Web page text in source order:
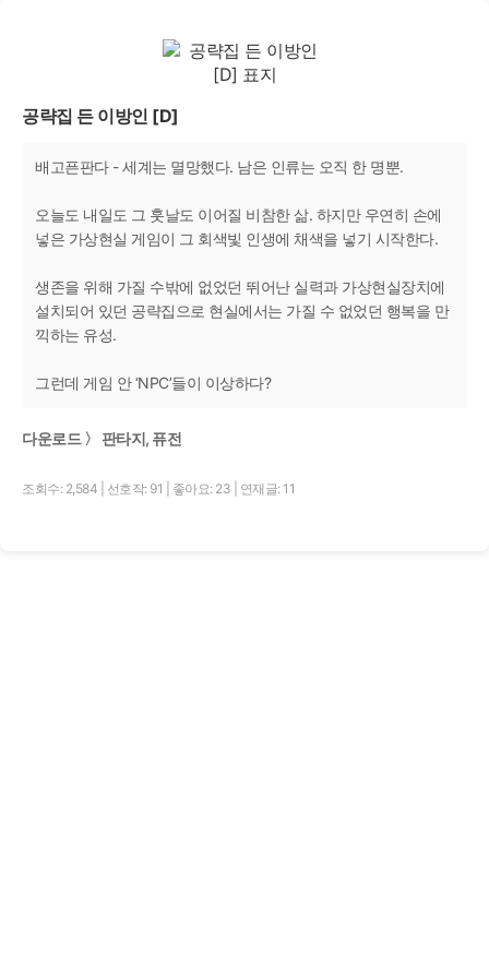
공략집 든 이방인 [D]
배고픈판다 - 세계는 멸망했다. 남은 인류는 오직 한 명뿐.
오늘도 내일도 그 훗날도 이어질 비참한 삶. 하지만 우연히 손에
넣은 가상현실 게임이 그 회색빛 인생에 채색을 넣기 시작한다.
생존을 위해 가질 수밖에 없었던 뛰어난 실력과 가상현실장치에
설치되어 있던 공략집으로 현실에서는 가질 수 없었던 행복을 만
끽하는 유성.
그런데 게임 안 ‘NPC’들이 이상하다?
다운로드 〉 판타지, 퓨전
조회수: 2,584 선호작: 91 좋아요: 23 연재글: 11